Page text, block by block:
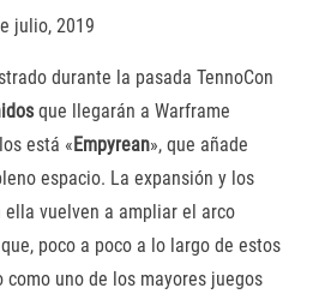
julio, 2019
durante la pasada TennoCon
que llegarán a Warframe
está «Empyrean», que añade
espacio. La expansión y los
vuelven a ampliar el arco
poco a poco a lo largo de estos
como uno de los mayores juegos